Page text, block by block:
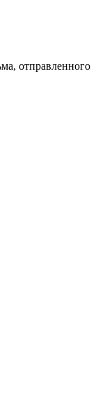
отправленного